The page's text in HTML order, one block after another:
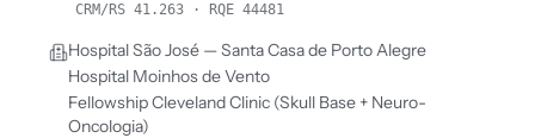
CRM/RS 41.263 · RQE 44481
Hospital São José — Santa Casa de Porto Alegre
Hospital Moinhos de Vento
Fellowship Cleveland Clinic (Skull Base + Neuro-
Oncologia)